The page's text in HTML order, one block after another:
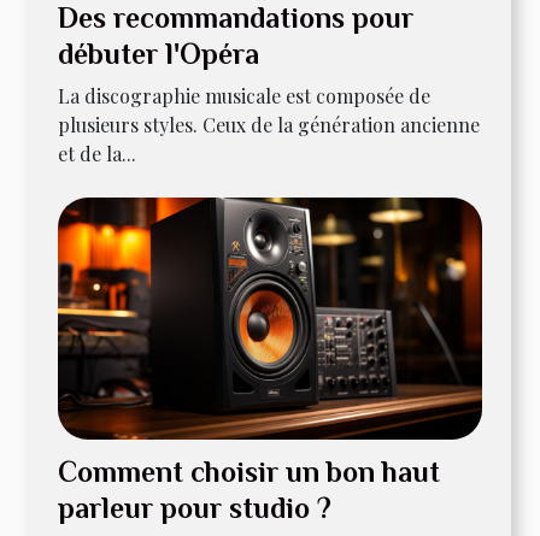
Des recommandations pour
débuter l'Opéra
La discographie musicale est composée de
plusieurs styles. Ceux de la génération ancienne
et de la...
Comment choisir un bon haut
parleur pour studio ?